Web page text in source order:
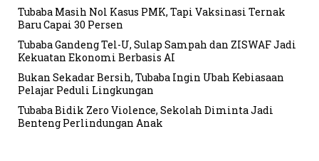
Tubaba Masih Nol Kasus PMK, Tapi Vaksinasi Ternak
Baru Capai 30 Persen
Tubaba Gandeng Tel-U, Sulap Sampah dan ZISWAF Jadi
Kekuatan Ekonomi Berbasis AI
Bukan Sekadar Bersih, Tubaba Ingin Ubah Kebiasaan
Pelajar Peduli Lingkungan
Tubaba Bidik Zero Violence, Sekolah Diminta Jadi
Benteng Perlindungan Anak